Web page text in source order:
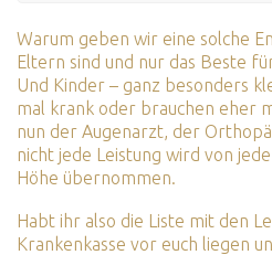
Warum geben wir eine solche
Eltern sind und nur das Beste
Und Kinder – ganz besonders
mal krank oder brauchen eher
nun der Augenarzt, der
nicht jede Leistung wird von
Höhe übernommen.
Habt ihr also die Liste mit den
Krankenkasse vor euch liegen